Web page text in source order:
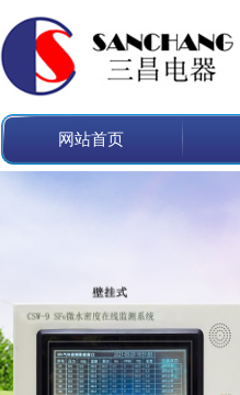
网站首页